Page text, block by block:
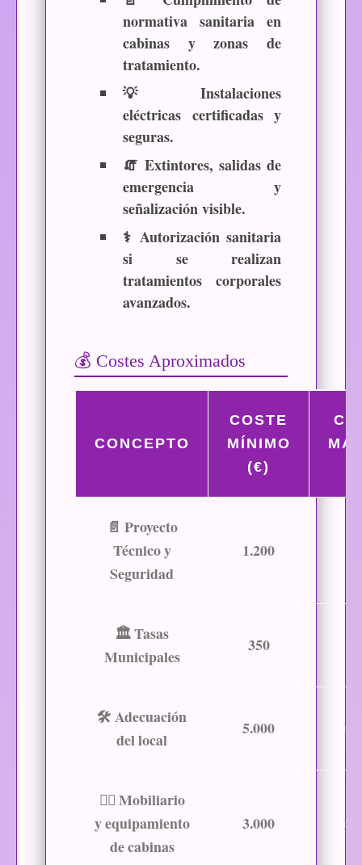
normativa sanitaria en
cabinas y zonas de
tratamiento.
💡 Instalaciones
eléctricas certificadas y
seguras.
🧯 Extintores, salidas de
emergencia y
señalización visible.
⚕️ Autorización sanitaria
si se realizan
tratamientos corporales
avanzados.
💰 Costes Aproximados
CONCEPTO
COSTE
MÍNIMO
(€)
📄 Proyecto
Técnico y
Seguridad
1.200
🏛Tasas
Municipales
350
🛠Adecuación
del local
5.000
💆‍♀️Mobiliario
y equipamiento
de cabinas
3.000